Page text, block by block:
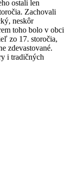
ostali len
Zachovali
neskôr
toho bolo v obci
zo 17. storočia,
zdevastované.
i tradičných